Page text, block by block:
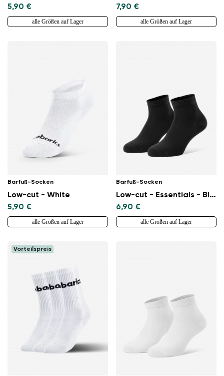
Lieferland auswählen
5,90 €
alle Größen auf Lager
7,90 €
alle Größen auf Lager
Barfuß-Socken
Low-cut - White
5,90 €
alle Größen auf Lager
Barfuß-Socken
Low-cut - Essentials - Black
6,90 €
alle Größen auf Lager
Vorteilspreis